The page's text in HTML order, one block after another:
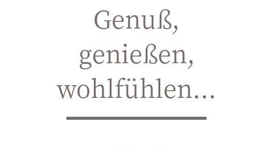
Genuß,
genießen,
wohlfühlen...